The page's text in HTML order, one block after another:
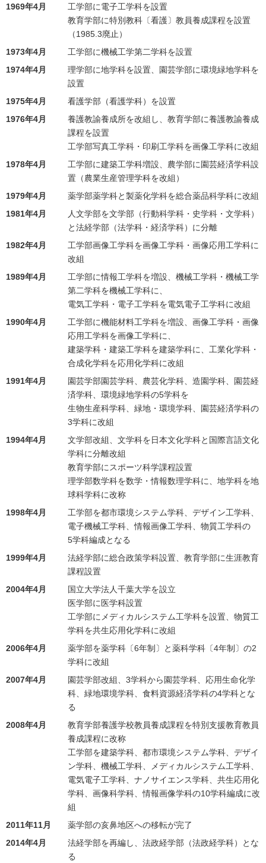
1969年4月
工学部に電子工学科を設置
教育学部に特別教科〔看護〕教員養成課程を設置
（1985.3廃止）
1973年4月
工学部に機械工学第二学科を設置
1974年4月
理学部に地学科を設置、園芸学部に環境緑地学科を
設置
1975年4月
看護学部（看護学科）を設置
1976年4月
養護教諭養成所を改組し、教育学部に養護教諭養成
課程を設置
工学部写真工学科・印刷工学科を画像工学科に改組
1978年4月
工学部に建築工学科増設、農学部に園芸経済学科設
置（農業生産管理学科を改組）
1979年4月
薬学部薬学科と製薬化学科を総合薬品科学科に改組
1981年4月
人文学部を文学部（行動科学科・史学科・文学科）
と法経学部（法学科・経済学科）に分離
1982年4月
工学部画像工学科を画像工学科・画像応用工学科に
改組
1989年4月
工学部に情報工学科を増設、機械工学科・機械工学
第二学科を機械工学科に、
電気工学科・電子工学科を電気電子工学科に改組
1990年4月
工学部に機能材料工学科を増設、画像工学科・画像
応用工学科を画像工学科に、
建築学科・建築工学科を建築学科に、工業化学科・
合成化学科を応用化学科に改組
1991年4月
園芸学部園芸学科、農芸化学科、造園学科、園芸経
済学科、環境緑地学科の5学科を
生物生産科学科、緑地・環境学科、園芸経済学科の
3学科に改組
1994年4月
文学部改組、文学科を日本文化学科と国際言語文化
学科に分離改組
教育学部にスポーツ科学課程設置
理学部数学科を数学・情報数理学科に、地学科を地
球科学科に改称
1998年4月
工学部を都市環境システム学科、デザイン工学科、
電子機械工学科、情報画像工学科、物質工学科の
5学科編成となる
1999年4月
法経学部に総合政策学科設置、教育学部に生涯教育
課程設置
2004年4月
国立大学法人千葉大学を設立
医学部に医学科設置
工学部にメディカルシステム工学科を設置、物質工
学科を共生応用化学科に改組
2006年4月
薬学部を薬学科〔6年制〕と薬科学科〔4年制〕の2
学科に改組
2007年4月
園芸学部改組、3学科から園芸学科、応用生命化学
科、緑地環境学科、食料資源経済学科の4学科とな
る
2008年4月
教育学部養護学校教員養成課程を特別支援教育教員
養成課程に改称
工学部を建築学科、都市環境システム学科、デザイ
ン学科、機械工学科、メディカルシステム工学科、
電気電子工学科、ナノサイエンス学科、共生応用化
学科、画像科学科、情報画像学科の10学科編成に改
組
2011年11月
薬学部の亥鼻地区への移転が完了
2014年4月
法経学部を再編し、法政経学部（法政経学科）とな
る